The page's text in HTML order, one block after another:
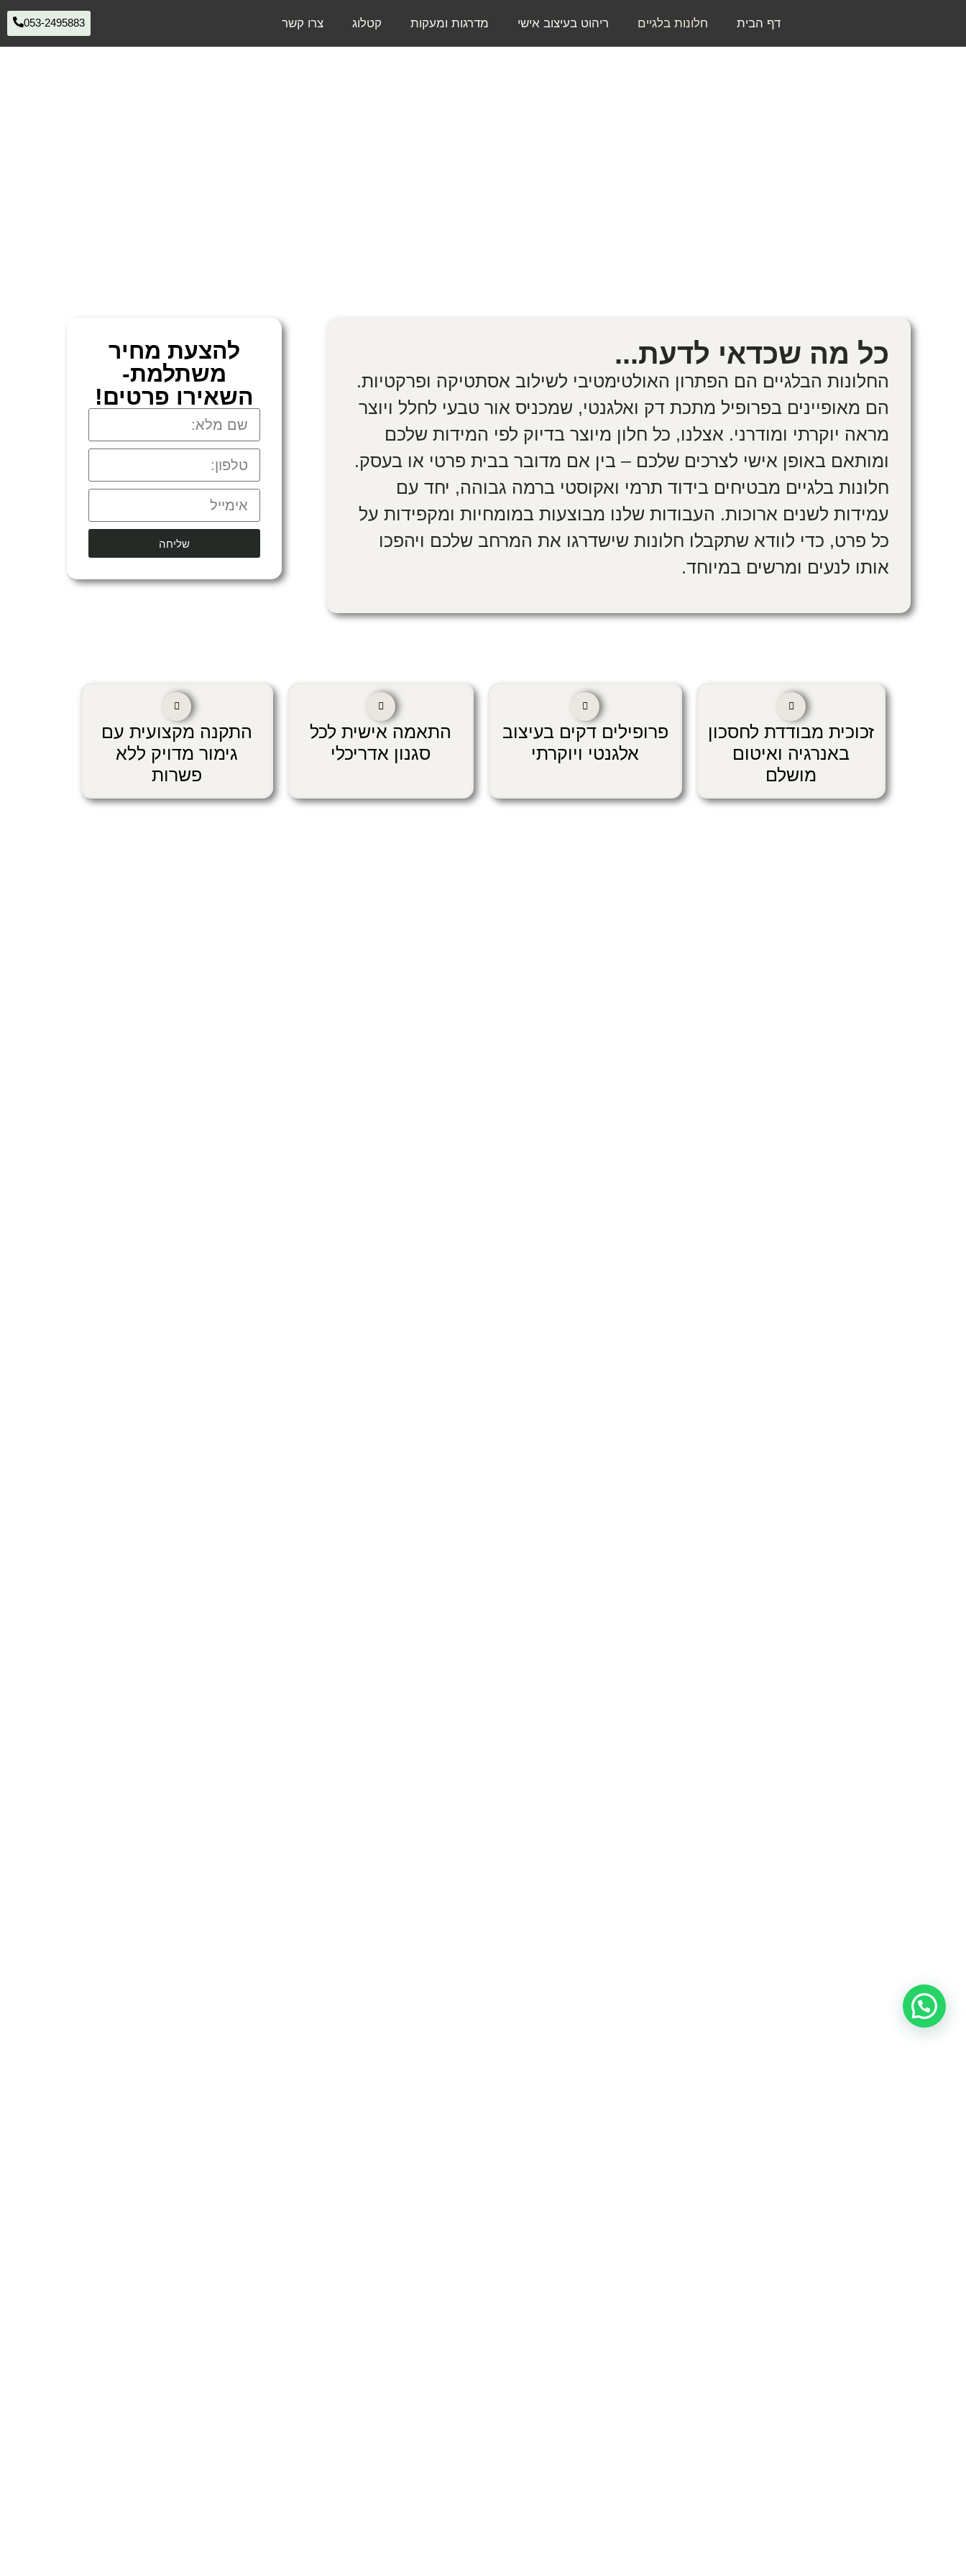
דף הבית חלונות בלגיים ריהוט בעיצוב אישי מדרגות ומעקות קטלוג צרו קשר 053-2495883 חלונות בלגיים
כל מה שכדאי לדעת...
החלונות הבלגיים הם הפתרון האולטימטיבי לשילוב אסתטיקה ופרקטיות.
הם מאופיינים בפרופיל מתכת דק ואלגנטי, שמכניס אור טבעי לחלל ויוצר
מראה יוקרתי ומודרני. אצלנו, כל חלון מיוצר בדיוק לפי המידות שלכם
ומותאם באופן אישי לצרכים שלכם – בין אם מדובר בבית פרטי או בעסק.
חלונות בלגיים מבטיחים בידוד תרמי ואקוסטי ברמה גבוהה, יחד עם
עמידות לשנים ארוכות. העבודות שלנו מבוצעות במומחיות ומקפידות על
כל פרט, כדי לוודא שתקבלו חלונות שישדרגו את המרחב שלכם ויהפכו
אותו לנעים ומרשים במיוחד.
להצעת מחיר
משתלמת-
השאירו פרטים!
שליחה
זכוכית מבודדת לחסכון
באנרגיה ואיטום
מושלם
פרופילים דקים בעיצוב
אלגנטי ויוקרתי
התאמה אישית לכל
סגנון אדריכלי
התקנה מקצועית עם
גימור מדויק ללא
פשרות